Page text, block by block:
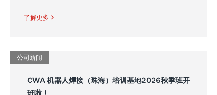
了解更多
公司新闻
CWA 机器人焊接（珠海）培训基地2026秋季班开
班啦！